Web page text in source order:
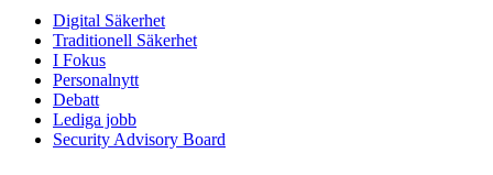
Digital Säkerhet
Traditionell Säkerhet
I Fokus
Personalnytt
Debatt
Lediga jobb
Security Advisory Board